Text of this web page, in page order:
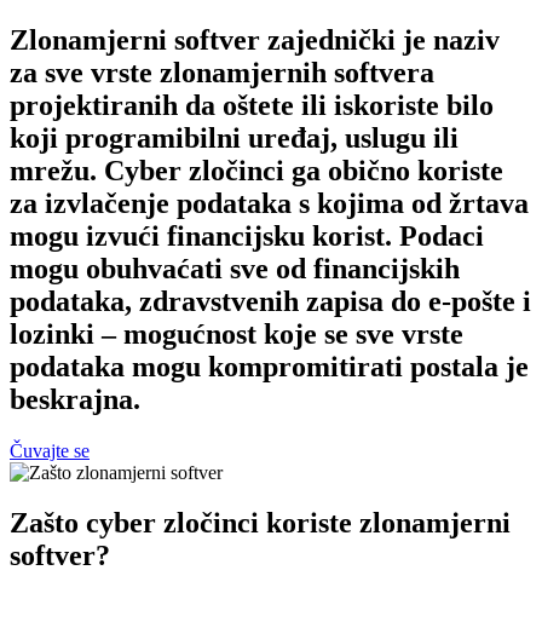
Zlonamjerni softver zajednički je naziv
za sve vrste zlonamjernih softvera
projektiranih da oštete ili iskoriste bilo
koji programibilni uređaj, uslugu ili
mrežu. Cyber zločinci ga obično koriste
za izvlačenje podataka s kojima od žrtava
mogu izvući financijsku korist. Podaci
mogu obuhvaćati sve od financijskih
podataka, zdravstvenih zapisa do e-pošte i
lozinki – mogućnost koje se sve vrste
podataka mogu kompromitirati postala je
beskrajna.
Čuvajte se
Zašto cyber zločinci koriste zlonamjerni
softver?